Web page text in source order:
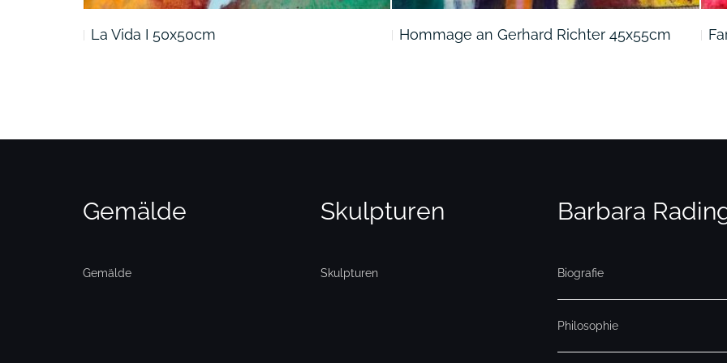
La Vida I 50x50cm Hommage an Gerhard Richter 45x55cm
Gemälde
Gemälde
Skulpturen
Skulpturen
Barbara
Biografie
Philosophie